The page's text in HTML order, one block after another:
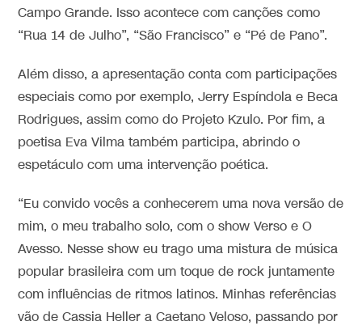
Campo Grande. Isso acontece com canções como
“Rua 14 de Julho”, “São Francisco” e “Pé de Pano”.
Além disso, a apresentação conta com participações
especiais como por exemplo, Jerry Espíndola e Beca
Rodrigues, assim como do Projeto Kzulo. Por fim, a
poetisa Eva Vilma também participa, abrindo o
espetáculo com uma intervenção poética.
“Eu convido vocês a conhecerem uma nova versão de
mim, o meu trabalho solo, com o show Verso e O
Avesso. Nesse show eu trago uma mistura de música
popular brasileira com um toque de rock juntamente
com influências de ritmos latinos. Minhas referências
vão de Cassia Heller a Caetano Veloso, passando por